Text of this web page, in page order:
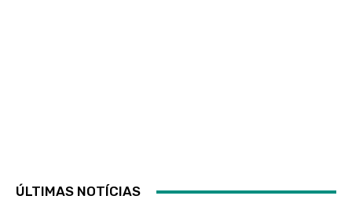
ÚLTIMAS NOTÍCIAS